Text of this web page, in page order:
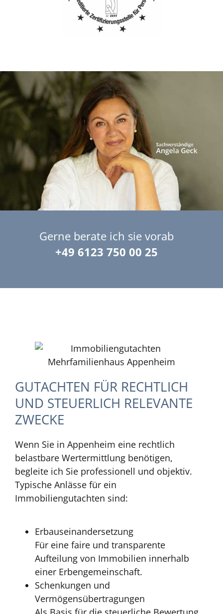
Gerne berate ich sie vorab
+49 6123 750 00 25
GUTACHTEN FÜR RECHTLICH
UND STEUERLICH RELEVANTE
ZWECKE
Wenn Sie in Appenheim eine rechtlich
belastbare Wertermittlung benötigen,
begleite ich Sie professionell und objektiv.
Typische Anlässe für ein
Immobiliengutachten sind:
Erbauseinandersetzung
Für eine faire und transparente
Aufteilung von Immobilien innerhalb
einer Erbengemeinschaft.
Schenkungen und
Vermögensübertragungen